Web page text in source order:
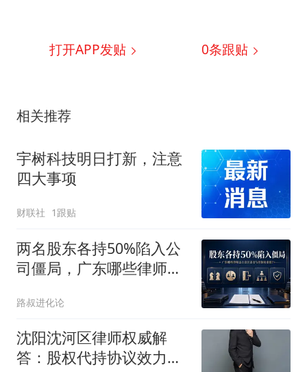
打开APP发贴 0条跟贴
相关推荐
宇树科技明日打新，注意
四大事项
财联社 1跟贴
两名股东各持50%陷入公
司僵局，广东哪些律师适
组？
路叔进化论
沈阳沈河区律师权威解
答：股权代持协议效力认